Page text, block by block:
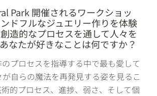
Park 開催されるワークショッ
ドフルなジュエリー作りを体験
造的なプロセスを通して人々を
なたが好きなことは何ですか？
プロセスを指導する中で最も愛して
自らの魔法を再発見する姿を見るこ
的プロセス、進捗、弱さ、そして個